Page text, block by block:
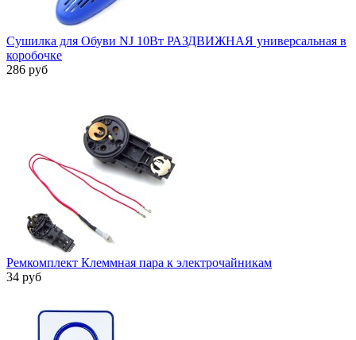
Сушилка для Обуви NJ 10Вт РАЗДВИЖНАЯ универсальная в
коробочке
286 руб
Ремкомплект Клеммная пара к электрочайникам
34 руб